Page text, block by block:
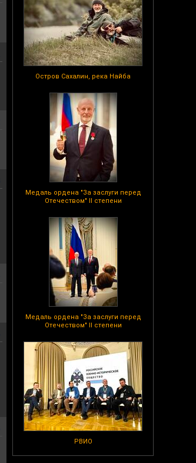
Остров Сахалин, река Найба
Медаль ордена "За заслуги перед
Отечеством" II степени
Медаль ордена "За заслуги перед
Отечеством" II степени
РВИО